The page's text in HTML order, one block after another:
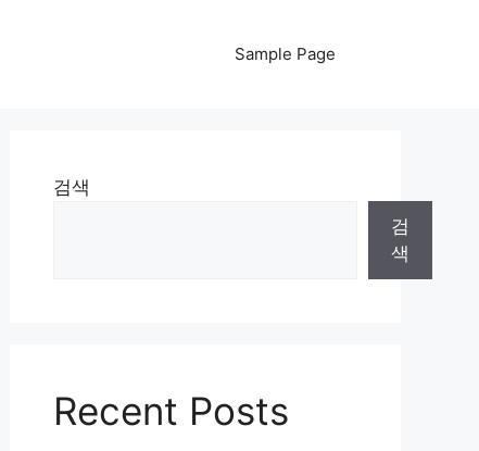
Sample Page
검색
검
색
Recent Posts